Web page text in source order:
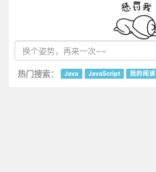
热门搜索： Java JavaScript 我的阅读